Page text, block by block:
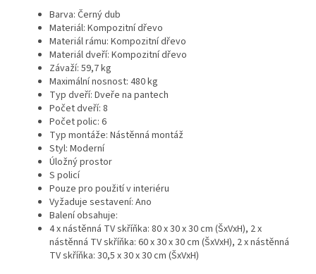
Barva: Černý dub
Materiál: Kompozitní dřevo
Materiál rámu: Kompozitní dřevo
Materiál dveří: Kompozitní dřevo
Závaží: 59,7 kg
Maximální nosnost: 480 kg
Typ dveří: Dveře na pantech
Počet dveří: 8
Počet polic: 6
Typ montáže: Nástěnná montáž
Styl: Moderní
Úložný prostor
S policí
Pouze pro použití v interiéru
Vyžaduje sestavení: Ano
Balení obsahuje:
4 x nástěnná TV skříňka: 80 x 30 x 30 cm (ŠxVxH), 2 x
nástěnná TV skříňka: 60 x 30 x 30 cm (ŠxVxH), 2 x nástěnná
TV skříňka: 30,5 x 30 x 30 cm (ŠxVxH)